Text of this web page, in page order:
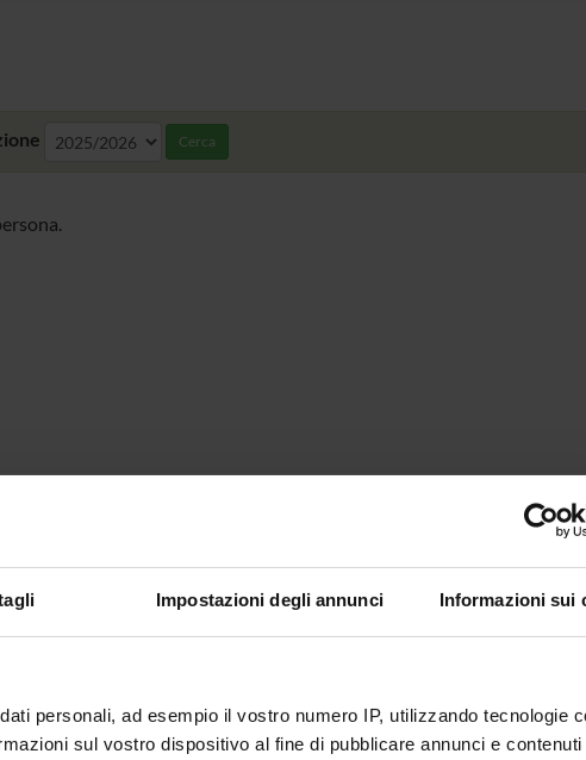
Impostazioni degli annunci Informazioni sui
personali, ad esempio il vostro numero IP, utilizzando tecnologie
sul vostro dispositivo al fine di pubblicare annunci e contenuti
Cerca